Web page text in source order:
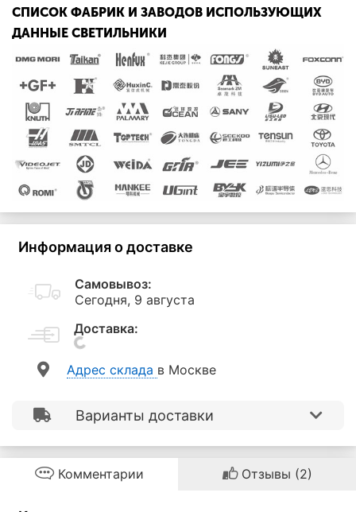
СПИСОК ФАБРИК И ЗАВОДОВ ИСПОЛЬЗУЮЩИХ
ДАННЫЕ СВЕТИЛЬНИКИ
Информация о доставке
Самовывоз:
Сегодня, 9 августа
Доставка:
Aдрес склада в Москве
Варианты доставки
Комментарии Отзывы (2)